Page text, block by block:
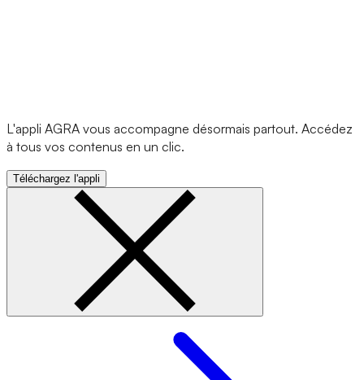
L'appli AGRA vous accompagne désormais partout. Accédez
à tous vos contenus en un clic.
Téléchargez l'appli